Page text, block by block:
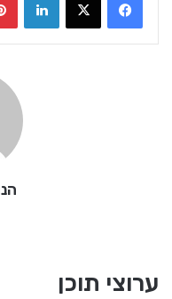
ערוצי תוכן